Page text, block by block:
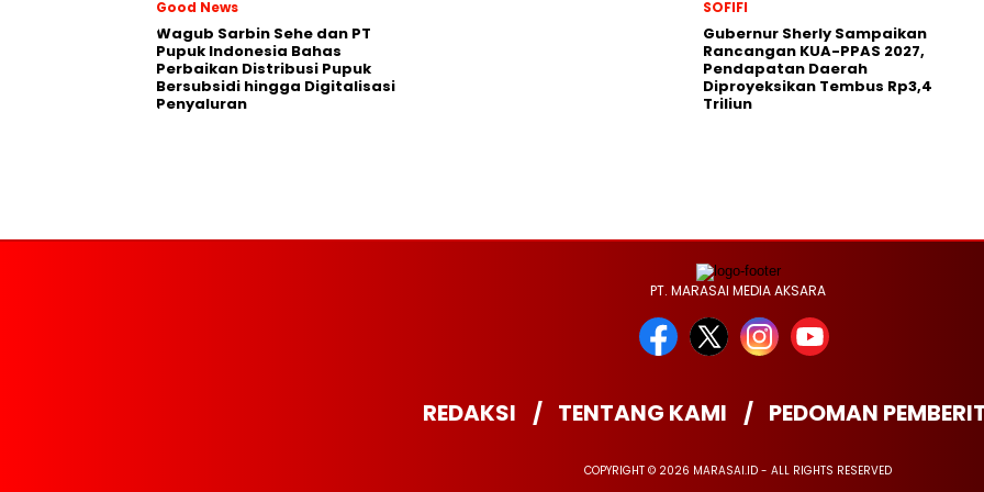
Good News
Wagub Sarbin Sehe dan PT
Pupuk Indonesia Bahas
Perbaikan Distribusi Pupuk
Bersubsidi hingga Digitalisasi
Penyaluran
SOFIFI
Gubernur Sherly Sampaikan
Rancangan KUA-PPAS 2027,
Pendapatan Daerah
Diproyeksikan Tembus Rp3,4
Triliun
PT. MARASAI MEDIA AKSARA
REDAKSI TENTANG KAMI PEDOMAN
COPYRIGHT © 2026 MARASAI.ID - ALL RIGHTS RESERVED